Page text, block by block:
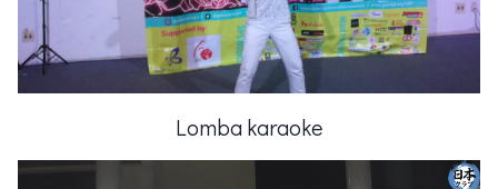
Lomba karaoke